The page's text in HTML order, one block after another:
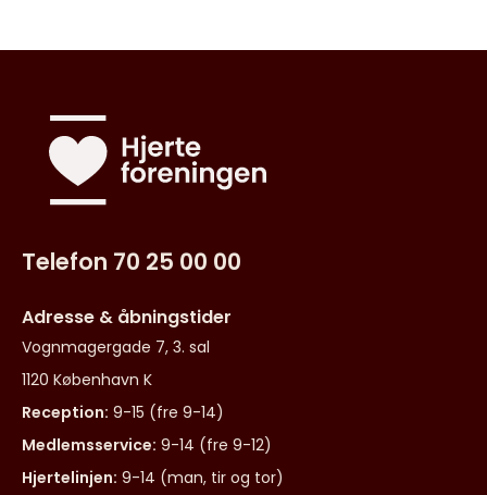
Telefon 70 25 00 00
Adresse & åbningstider
Vognmagergade 7, 3. sal
1120 København K
Reception: 9-15 (fre 9-14)
Medlemsservice: 9-14 (fre 9-12)
Hjertelinjen: 9-14 (man, tir og tor)